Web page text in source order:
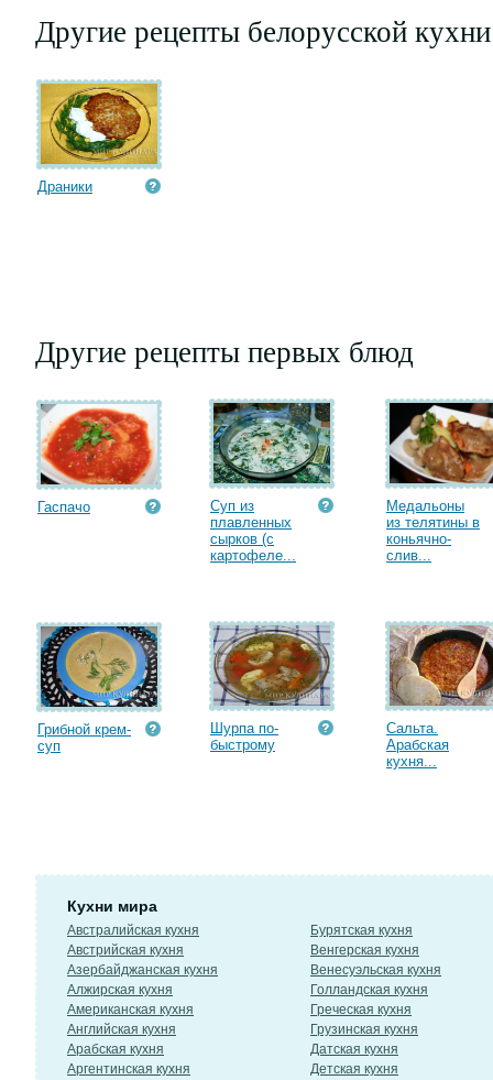
Другие рецепты белорусской кухни
Драники
Другие рецепты первых блюд
Гаспачо
Суп из
плавленных
сырков (с
картофеле...
Медальоны
из телятины в
коньячно-
слив...
Грибной крем-
суп
Шурпа по-
быстрому
Сальта.
Арабская
кухня...
Кухни мира
Австралийская кухня
Австрийская кухня
Азербайджанская кухня
Алжирская кухня
Американская кухня
Английская кухня
Арабская кухня
Аргентинская кухня
Бурятская кухня
Венгерская кухня
Венесуэльская кухня
Голландская кухня
Греческая кухня
Грузинская кухня
Датская кухня
Детская кухня